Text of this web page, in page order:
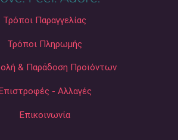
Τρόποι Παραγγελίας
Τρόποι Πληρωμής
& Παράδοση Προϊόντων
- Αλλαγές
Επικοινωνία